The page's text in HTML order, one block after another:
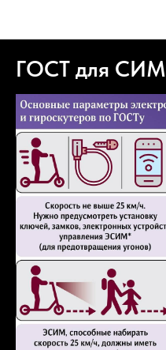
ГОСТ для СИМ